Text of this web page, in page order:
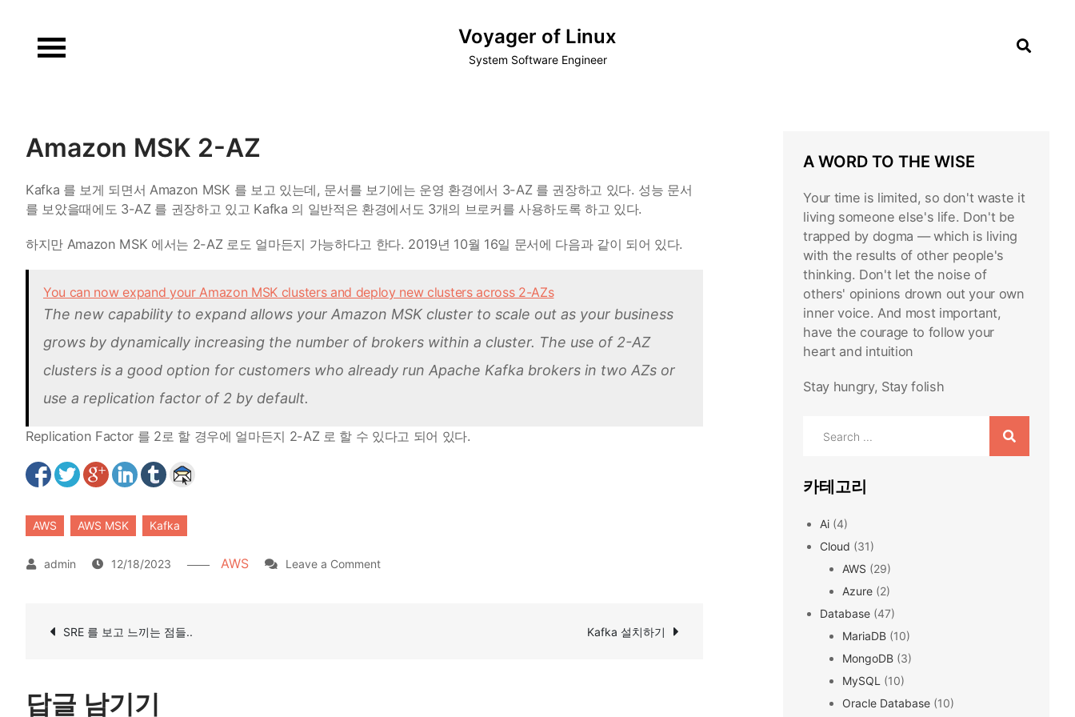
content
Voyager of Linux
System Software Engineer
Amazon MSK 2-AZ
Kafka 를 보게 되면서 Amazon MSK 를 보고 있는데, 문서를 보기에는 운영 환경에서 3-AZ 를 권장하고 있다. 성능 문서
를 보았을때에도 3-AZ 를 권장하고 있고 Kafka 의 일반적은 환경에서도 3개의 브로커를 사용하도록 하고 있다.
하지만 Amazon MSK 에서는 2-AZ 로도 얼마든지 가능하다고 한다. 2019년 10월 16일 문서에 다음과 같이 되어 있다.
You can now expand your Amazon MSK clusters and deploy new clusters across 2-AZs
The new capability to expand allows your Amazon MSK cluster to scale out as your business
grows by dynamically increasing the number of brokers within a cluster. The use of 2-AZ
clusters is a good option for customers who already run Apache Kafka brokers in two AZs or
use a replication factor of 2 by default.
Replication Factor 를 2로 할 경우에 얼마든지 2-AZ 로 할 수 있다고 되어 있다.
AWS AWS MSK Kafka
12/18/2023 AWS Leave a Commenton
글SRE 를 보고 느끼는 점들.. Kafka 설치하기
답글 남기기
A WORD TO THE WISE
Your time is limited, so don't waste it
living someone else's life. Don't be
trapped by dogma — which is living
with the results of other people's
thinking. Don't let the noise of
others' opinions drown out your own
inner voice. And most important,
have the courage to follow your
heart and intuition
Stay hungry, Stay folish
카테고리
Ai (4)
Cloud (31)
AWS (29)
Azure (2)
Database (47)
MariaDB (10)
MongoDB (3)
MySQL (10)
Oracle Database (10)